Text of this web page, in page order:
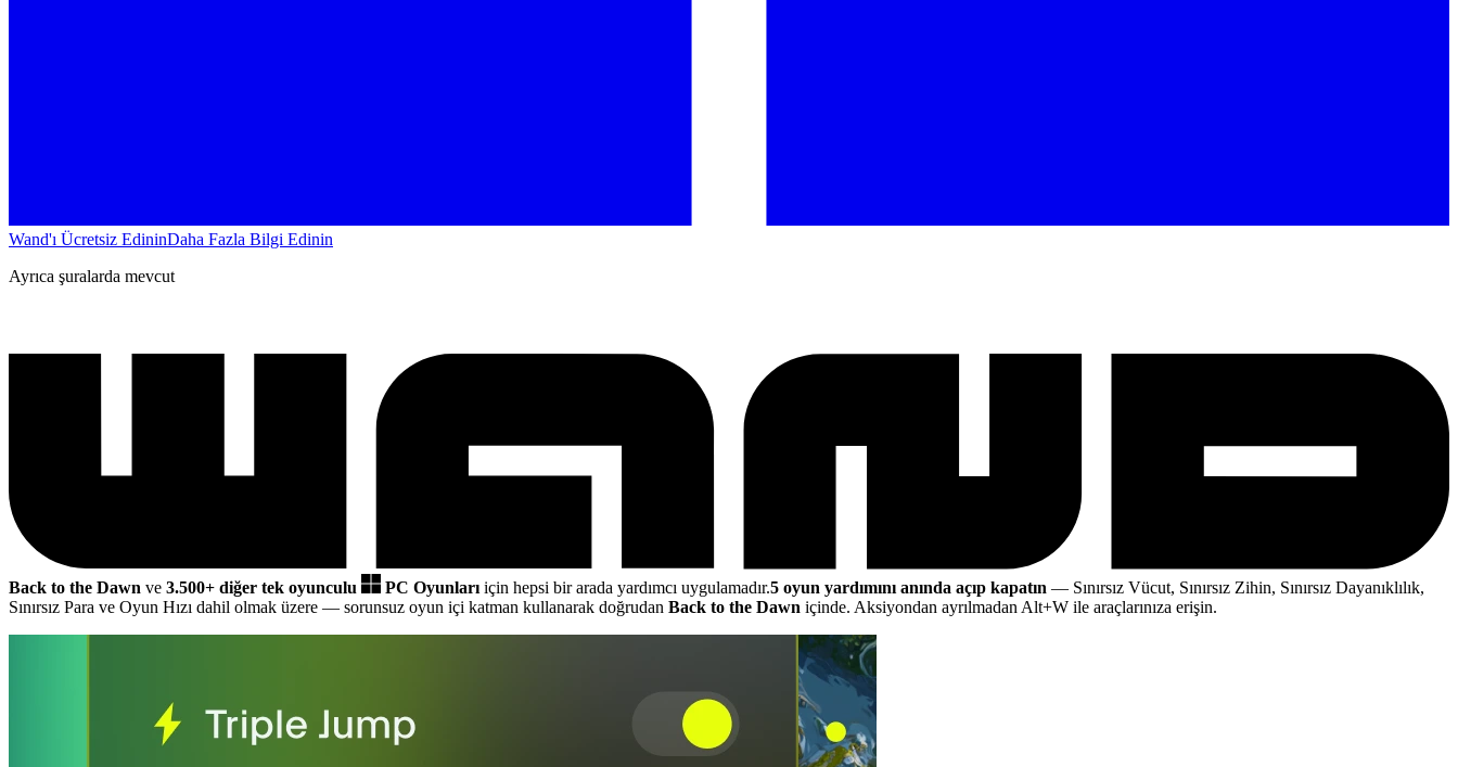
Wand'ı Ücretsiz EdininDaha Fazla Bilgi Edinin
Ayrıca şuralarda mevcut
Back to the Dawn ve 3.500+ diğer tek oyunculu PC Oyunları için hepsi bir arada yardımcı uygulamadır.5 oyun yardımını anında açıp kapatın — Sınırsız Vücut, Sınırsız Zihin, Sınırsız Dayanıklılık,
Sınırsız Para ve Oyun Hızı dahil olmak üzere — sorunsuz oyun içi katman kullanarak doğrudan Back to the Dawn içinde. Aksiyondan ayrılmadan Alt+W ile araçlarınıza erişin.